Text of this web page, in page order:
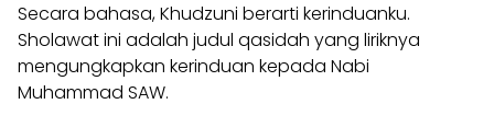
Secara bahasa, Khudzuni berarti kerinduanku.
Sholawat ini adalah judul qasidah yang liriknya
mengungkapkan kerinduan kepada Nabi
Muhammad SAW.